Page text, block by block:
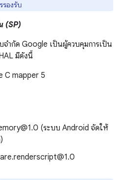
รองรับ
(SP)
ำกัด Google เป็นผู้ควบคุมการเป็น
มีดังนี้
C mapper 5
(ระบบ Android จัดให้